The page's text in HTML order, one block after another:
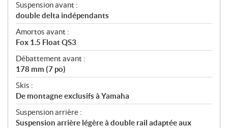
Suspension avant :
double delta indépendants
Amortos avant :
Fox 1.5 Float QS3
Débattement avant :
178 mm (7 po)
Skis :
De montagne exclusifs à Yamaha
Suspension arrière :
Suspension arrière légère à double rail adaptée aux